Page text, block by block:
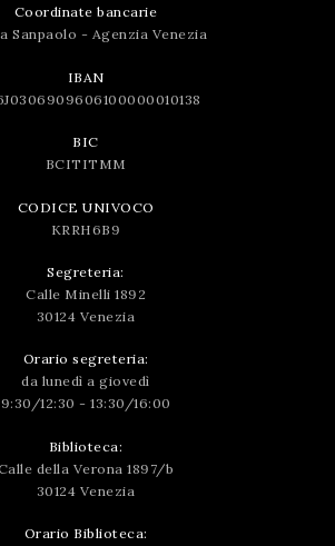
Coordinate bancarie
Sanpaolo - Agenzia Venezia
IBAN
BIC
BCITITMM
CODICE UNIVOCO
KRRH6B9
Segreteria:
Calle Minelli 1892
30124 Venezia
Orario segreteria:
da lunedì a giovedì
9:30/12:30 - 13:30/16:00
Biblioteca:
della Verona 1897/b
30124 Venezia
Orario Biblioteca: